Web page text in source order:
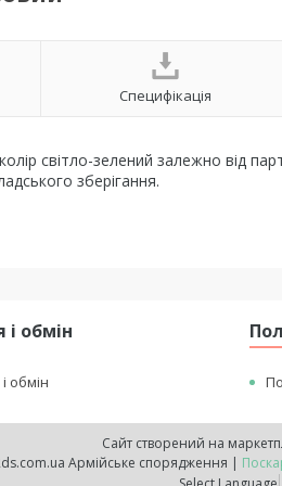
Специфікація
світло-зелений залежно від
зберігання.
обмін
обмін
Сайт створений на
Інтернет-магазин Rds.com.ua Армійське спорядження |